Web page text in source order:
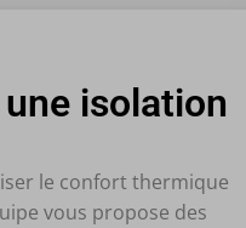
isolation
le confort thermique
vous propose des